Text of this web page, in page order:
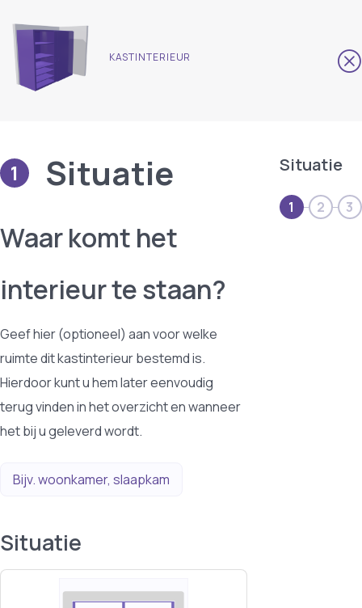
KASTINTERIEUR
Situatie
1 2 3
1 Situatie
Waar komt het
interieur te staan?
Geef hier (optioneel) aan voor welke
ruimte dit kastinterieur bestemd is.
Hierdoor kunt u hem later eenvoudig
terug vinden in het overzicht en wanneer
het bij u geleverd wordt.
Situatie